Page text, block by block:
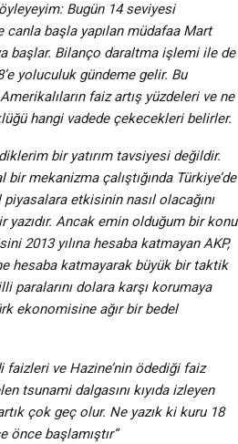
Bugün 14 seviyesi
canla başla yapılan müdafaa Mart
başlar. Bilanço daraltma işlemi ile de
yoluculuk gündeme gelir. Bu
faiz artış yüzdeleri ve ne
hangi vadede çekecekleri belirler.
bir yatırım tavsiyesi değildir.
bir mekanizma çalıştığında Türkiye’de
etkisinin nasıl olacağını
yazıdır. Ancak emin olduğum bir konu
2013 yılına hesaba katmayan AKP,
hesaba katmayarak büyük bir taktik
paralarını dolara karşı korumaya
ekonomisine ağır bir bedel
ve Hazine’nin ödediği faiz
tsunami dalgasını kıyıda izleyen
çok geç olur. Ne yazık ki kuru 18
önce başlamıştır”